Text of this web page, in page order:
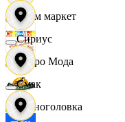
Хоум маркет
Цетро Мода
Черноголовка
Сириус
Смак